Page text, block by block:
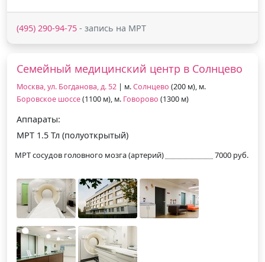
(495) 290-94-75 - запись на МРТ
Семейный медицинский центр в Солнцево
Москва, ул. Богданова, д. 52 | м.Солнцево (200 м), м.
Боровское шоссе(1100 м), м. Говорово (1300 м)
Аппараты:
МРТ 1.5 Тл (полуоткрытый)
МРТ сосудов головного мозга (артерий) 7000 руб.